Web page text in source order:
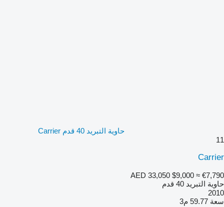
حاوية التبريد 40 قدم Carrier
11
Carrier
AED 33,050 $9,000 ≈ €7,790
حاوية التبريد 40 قدم
2010
سعة 59.77 م3